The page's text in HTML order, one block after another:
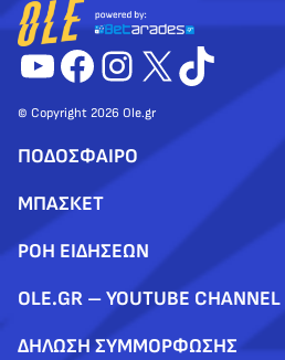
YouTube
Facebook
Instagram
X TikTok
© Copyright 2026 Ole.gr
ΠΟΔΟΣΦΑΙΡΟ
ΜΠΑΣΚΕΤ
ΡΟΗ ΕΙΔΗΣΕΩΝ
OLE.GR – YOUTUBE CHANNEL
ΔΗΛΩΣΗ ΣΥΜΜΟΡΦΩΣΗΣ